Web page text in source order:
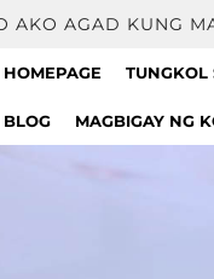
AKO AGAD KUNG
HOMEPAGE TUNGKOL
BLOG MAGBIGAY NG